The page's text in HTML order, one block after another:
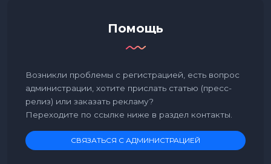
Помощь
Возникли проблемы с регистрацией, есть вопрос
администрации, хотите прислать статью (пресс-
релиз) или заказать рекламу?
Переходите по ссылке ниже в раздел контакты.
СВЯЗАТЬСЯ С АДМИНИСТРАЦИЕЙ